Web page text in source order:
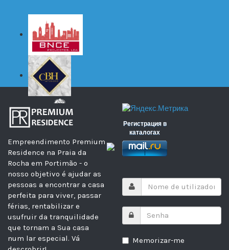
Empreendimento Premium
Residence na Praia da
Rocha em Portimão - o
nosso objetivo é ajudar as
pessoas a encontrar a casa
perfeita para viver, passar
férias, rentabilizar e
usufruir da tranquilidade
que tornam a Sua casa
num lar especial. Vá
Регистрация в
каталогах
Memorizar-me